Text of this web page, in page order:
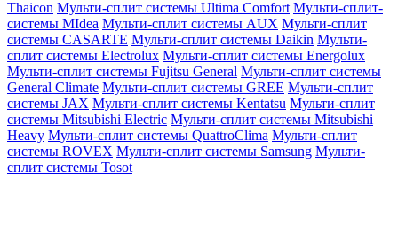
Thaicon Мульти-сплит системы Ultima Comfort Мульти-сплит-
системы MIdea Мульти-сплит системы AUX Мульти-сплит
системы CASARTE Мульти-сплит системы Daikin Мульти-
сплит системы Electrolux Мульти-сплит системы Energolux
Мульти-сплит системы Fujitsu General Мульти-сплит системы
General Climate Мульти-сплит системы GREE Мульти-сплит
системы JAX Мульти-сплит системы Kentatsu Мульти-сплит
системы Mitsubishi Electric Мульти-сплит системы Mitsubishi
Heavy Мульти-сплит системы QuattroClima Мульти-сплит
системы ROVEX Мульти-сплит системы Samsung Мульти-
сплит системы Tosot